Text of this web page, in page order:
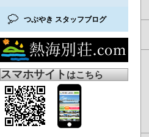
つぶやき スタッフブログ
スマホサイトはこちら